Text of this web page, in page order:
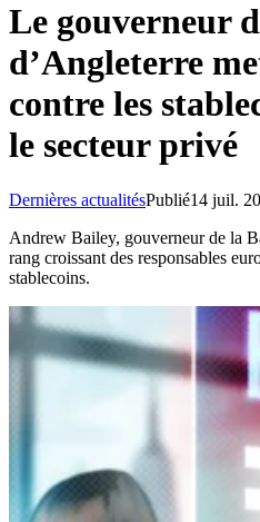
Le gouverneur
d’Angleterre
contre les
le secteur privé
Dernières actualitésPublié14 juil.
Andrew Bailey, gouverneur de la
rang croissant des responsables
stablecoins.